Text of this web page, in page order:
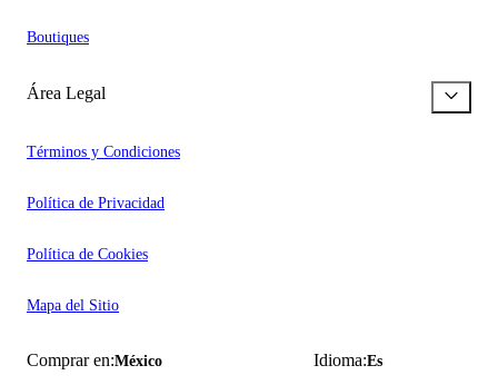
Boutiques
Área Legal
Términos y Condiciones
Política de Privacidad
Política de Cookies
Mapa del Sitio
Comprar en:México Idioma:Es